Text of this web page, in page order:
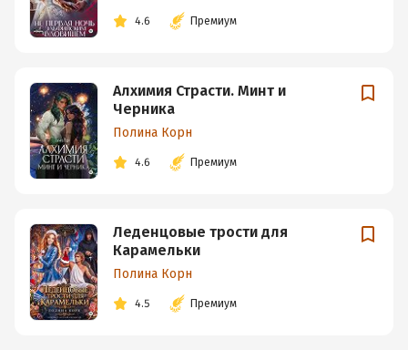
4.6 Премиум
Алхимия Страсти. Минт и
Черника
Полина Корн
4.6 Премиум
Леденцовые трости для
Карамельки
Полина Корн
4.5 Премиум